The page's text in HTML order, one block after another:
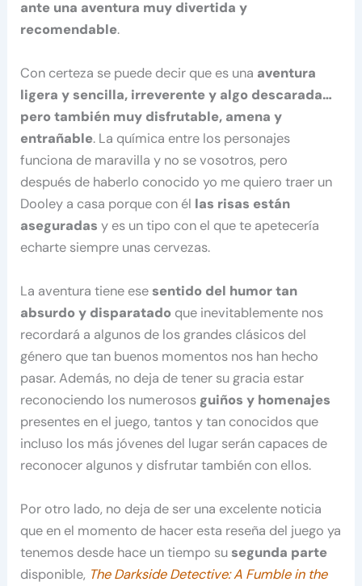
ante una aventura muy divertida y
recomendable.
Con certeza se puede decir que es una aventura
ligera y sencilla, irreverente y algo descarada…
pero también muy disfrutable, amena y
entrañable. La química entre los personajes
funciona de maravilla y no se vosotros, pero
después de haberlo conocido yo me quiero traer un
Dooley a casa porque con él las risas están
aseguradas y es un tipo con el que te apetecería
echarte siempre unas cervezas.
La aventura tiene esesentido del humor tan
absurdo y disparatado que inevitablemente nos
recordará a algunos de los grandes clásicos del
género que tan buenos momentos nos han hecho
pasar. Además, no deja de tener su gracia estar
reconociendo los numerosos guiños y homenajes
presentes en el juego, tantos y tan conocidos que
incluso los más jóvenes del lugar serán capaces de
reconocer algunos y disfrutar también con ellos.
Por otro lado, no deja de ser una excelente noticia
que en el momento de hacer esta reseña del juego ya
tenemos desde hace un tiempo susegunda parte
disponible, The Darkside Detective: A Fumble in the